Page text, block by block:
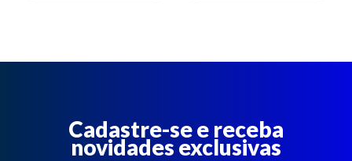
Cadastre-se e receba
novidades exclusivas